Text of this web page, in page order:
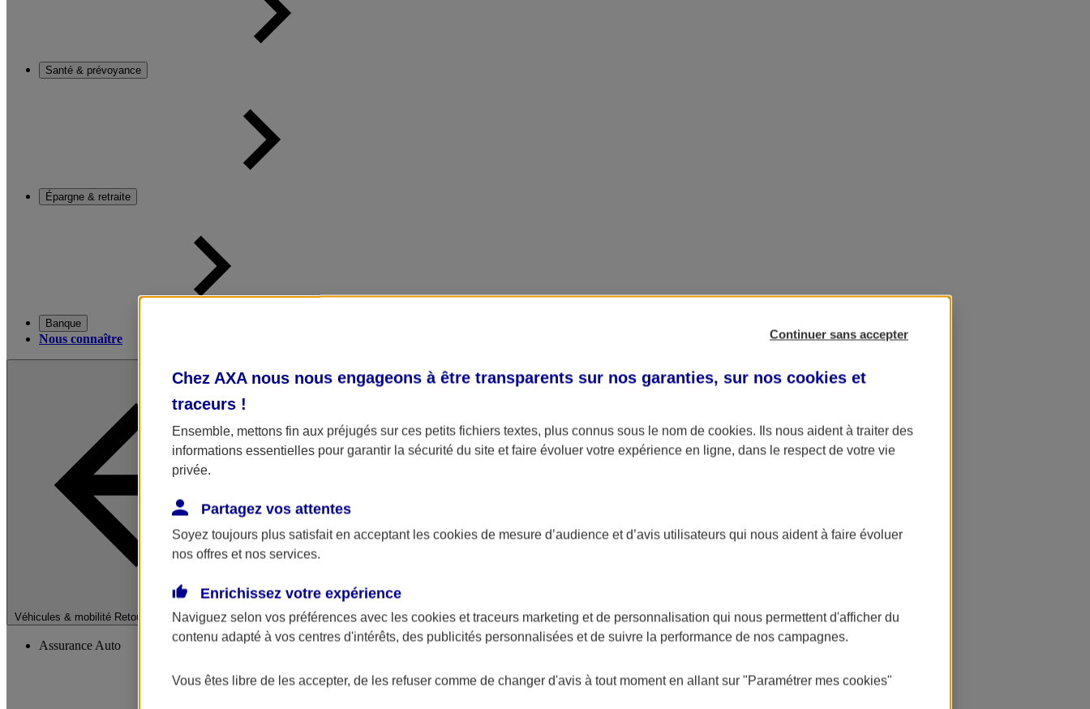
Santé & prévoyance
Épargne & retraite
Banque
Nous connaître
Véhicules & mobilité Retour à la section précédente
Fermer le menu principal
Assurance Auto
Continuer sans accepter
Chez AXA nous nous engageons à être transparents sur nos garanties, sur nos cookies et
traceurs !
Ensemble, mettons fin aux préjugés sur ces petits fichiers textes, plus connus sous le nom de cookies. Ils nous aident à traiter des
informations essentielles pour garantir la sécurité du site et faire évoluer votre expérience en ligne, dans le respect de votre vie
privée.
Partagez vos attentes
Soyez toujours plus satisfait en acceptant les cookies de mesure d’audience et d’avis utilisateurs qui nous aident à faire évoluer
nos offres et nos services.
Enrichissez votre expérience
Naviguez selon vos préférences avec les cookies et traceurs marketing et de personnalisation qui nous permettent d'afficher du
contenu adapté à vos centres d'intérêts, des publicités personnalisées et de suivre la performance de nos campagnes.
Vous êtes libre de les accepter, de les refuser comme de changer d'avis à tout moment en allant sur "Paramétrer mes cookies"